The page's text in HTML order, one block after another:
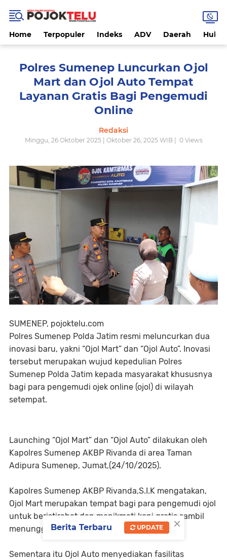
Home Terpopuler Indeks ADV Daerah
Polres Sumenep Luncurkan Ojol
Mart dan Ojol Auto Tempat
Layanan Gratis Bagi Pengemudi
Online
Redaksi
Minggu, 26 Oktober 2025 | Oktober 26, 2025 WIB | 0Views
SUMENEP, pojoktelu.com
Polres Sumenep Polda Jatim resmi meluncurkan dua
inovasi baru, yakni “Ojol Mart” dan “Ojol Auto”. Inovasi
tersebut merupakan wujud kepedulian Polres
Sumenep Polda Jatim kepada masyarakat khususnya
bagi para pengemudi ojek online (ojol) di wilayah
setempat.
Launching “Ojol Mart” dan “Ojol Auto” dilakukan oleh
Kapolres Sumenep AKBP Rivanda di area Taman
Adipura Sumenep, Jumat,(24/10/2025).
Kapolres Sumenep AKBP Rivanda,S.I.K mengatakan,
Ojol Mart merupakan tempat bagi para pengemudi ojol
untuk beristirahat dan menikmati kopi gratis sambil
menunggu penumpang.
Sementara itu Ojol Auto menyediakan fasilitas
×
Berita Terbaru UPDATE